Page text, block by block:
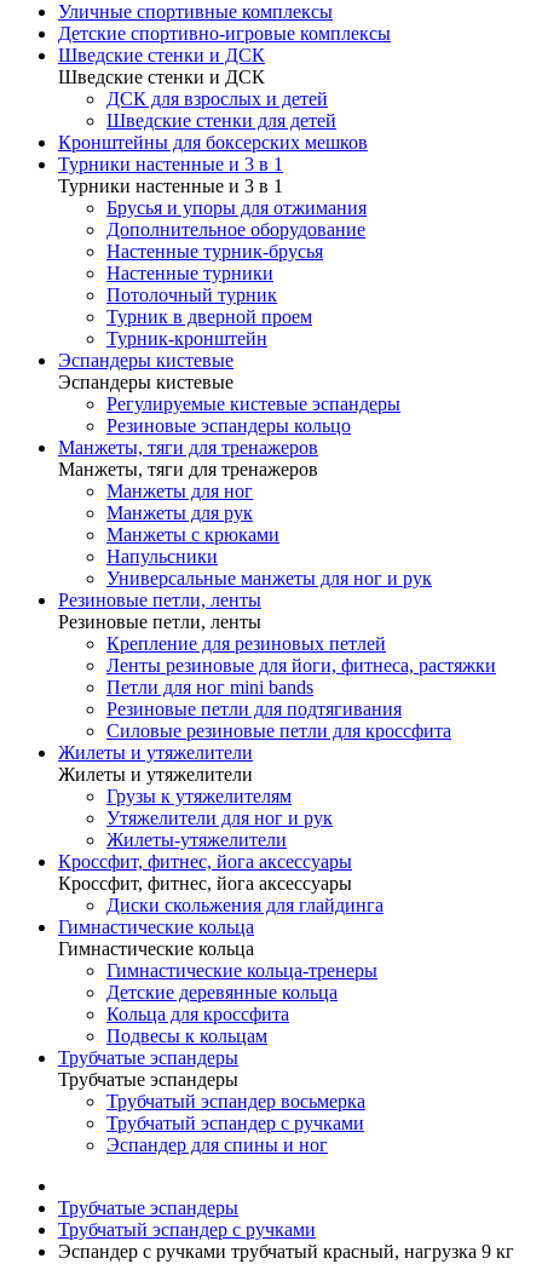
Уличные спортивные комплексы
Детские спортивно-игровые комплексы
Шведские стенки и ДСК
Шведские стенки и ДСК
ДСК для взрослых и детей
Шведские стенки для детей
Кронштейны для боксерских мешков
Турники настенные и 3 в 1
Турники настенные и 3 в 1
Брусья и упоры для отжимания
Дополнительное оборудование
Настенные турник-брусья
Настенные турники
Потолочный турник
Турник в дверной проем
Турник-кронштейн
Эспандеры кистевые
Эспандеры кистевые
Регулируемые кистевые эспандеры
Резиновые эспандеры кольцо
Манжеты, тяги для тренажеров
Манжеты, тяги для тренажеров
Манжеты для ног
Манжеты для рук
Манжеты с крюками
Напульсники
Универсальные манжеты для ног и рук
Резиновые петли, ленты
Резиновые петли, ленты
Крепление для резиновых петлей
Ленты резиновые для йоги, фитнеса, растяжки
Петли для ног mini bands
Резиновые петли для подтягивания
Силовые резиновые петли для кроссфита
Жилеты и утяжелители
Жилеты и утяжелители
Грузы к утяжелителям
Утяжелители для ног и рук
Жилеты-утяжелители
Кроссфит, фитнес, йога аксессуары
Кроссфит, фитнес, йога аксессуары
Диски скольжения для глайдинга
Гимнастические кольца
Гимнастические кольца
Гимнастические кольца-тренеры
Детские деревянные кольца
Кольца для кроссфита
Подвесы к кольцам
Трубчатые эспандеры
Трубчатые эспандеры
Трубчатый эспандер восьмерка
Трубчатый эспандер с ручками
Эспандер для спины и ног
Трубчатые эспандеры
Трубчатый эспандер с ручками
Эспандер с ручками трубчатый красный, нагрузка 9 кг